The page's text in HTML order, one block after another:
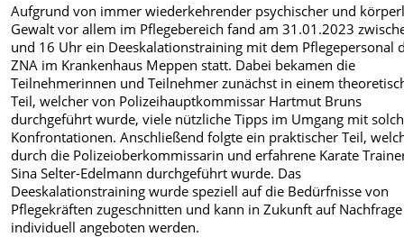
Aufgrund von immer wiederkehrender psychischer und
Gewalt vor allem im Pflegebereich fand am 31.01.2023
und 16 Uhr ein Deeskalationstraining mit dem Pflegepersonal
ZNA im Krankenhaus Meppen statt. Dabei bekamen die
Teilnehmerinnen und Teilnehmer zunächst in einem
Teil, welcher von Polizeihauptkommissar Hartmut Bruns
durchgeführt wurde, viele nützliche Tipps im Umgang mit
Konfrontationen. Anschließend folgte ein praktischer Teil,
durch die Polizeioberkommissarin und erfahrene Karate
Sina Selter-Edelmann durchgeführt wurde. Das
Deeskalationstraining wurde speziell auf die Bedürfnisse von
Pflegekräften zugeschnitten und kann in Zukunft auf Nachfrage
individuell angeboten werden.